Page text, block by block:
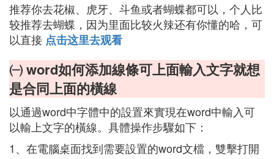
推荐你去花椒、虎牙、斗鱼或者蝴蝶都可以，个人比
较推荐去蝴蝶，因为里面比较火辣还有你懂的哈，可
以直接 点击这里去观看
㈠ word如何添加線條可上面輸入文字就想
是合同上面的橫線
以通過word中字體中的設置來實現在word中輸入可
以輸上文字的橫線。具體操作步驟如下：
1、在電腦桌面找到需要設置的word文檔，雙擊打開